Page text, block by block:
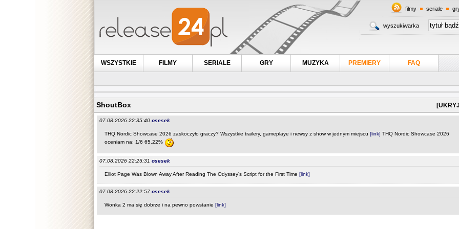
filmy seriale
wyszukiwarka
WSZYSTKIE FILMY SERIALE GRY MUZYKA PREMIERY FAQ
ShoutBox